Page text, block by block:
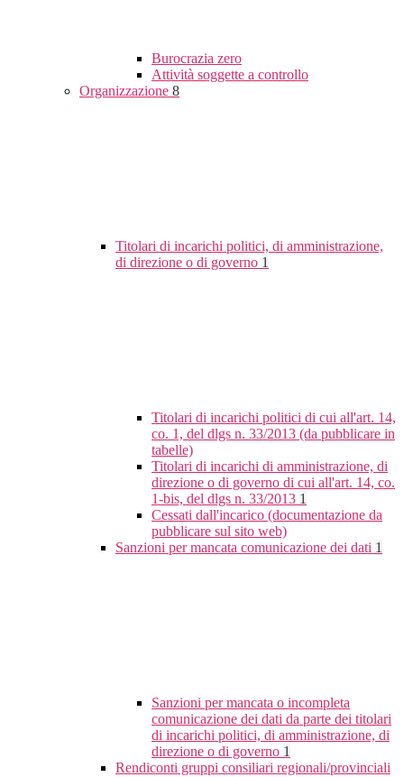
Burocrazia zero
Attività soggette a controllo
Organizzazione 8
Titolari di incarichi politici, di amministrazione,
di direzione o di governo 1
Titolari di incarichi politici di cui all'art. 14,
co. 1, del dlgs n. 33/2013 (da pubblicare in
tabelle)
Titolari di incarichi di amministrazione, di
direzione o di governo di cui all'art. 14, co.
1-bis, del dlgs n. 33/2013 1
Cessati dall'incarico (documentazione da
pubblicare sul sito web)
Sanzioni per mancata comunicazione dei dati 1
Sanzioni per mancata o incompleta
comunicazione dei dati da parte dei titolari
di incarichi politici, di amministrazione, di
direzione o di governo 1
Rendiconti gruppi consiliari regionali/provinciali